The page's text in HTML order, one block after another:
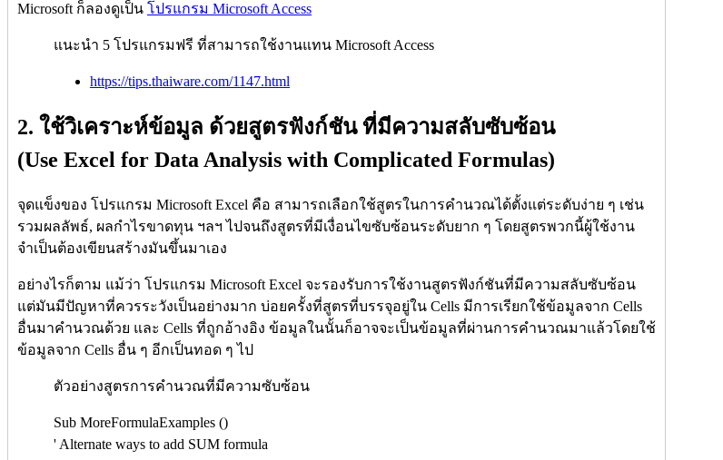
Microsoft ก็ลองดูเป็น โปรแกรม Microsoft Access
แนะนำ 5 โปรแกรมฟรี ที่สามารถใช้งานแทน Microsoft Access
https://tips.thaiware.com/1147.html
2. ใช้วิเคราะห์ข้อมูล ด้วยสูตรฟังก์ชัน ที่มีความสลับซับซ้อน
(Use Excel for Data Analysis with Complicated Formulas)
จุดแข็งของ โปรแกรม Microsoft Excel คือ สามารถเลือกใช้สูตรในการคำนวณได้ตั้งแต่ระดับง่าย ๆ เช่น
รวมผลลัพธ์, ผลกำไรขาดทุน ฯลฯ ไปจนถึงสูตรที่มีเงื่อนไขซับซ้อนระดับยาก ๆ โดยสูตรพวกนี้ผู้ใช้งาน
จำเป็นต้องเขียนสร้างมันขึ้นมาเอง
อย่างไรก็ตาม แม้ว่า โปรแกรม Microsoft Excel จะรองรับการใช้งานสูตรฟังก์ชันที่มีความสลับซับซ้อน
แต่มันมีปัญหาที่ควรระวังเป็นอย่างมาก บ่อยครั้งที่สูตรที่บรรจุอยู่ใน Cells มีการเรียกใช้ข้อมูลจาก Cells
อื่นมาคำนวณด้วย และ Cells ที่ถูกอ้างอิง ข้อมูลในนั้นก็อาจจะเป็นข้อมูลที่ผ่านการคำนวณมาแล้วโดยใช้
ข้อมูลจาก Cells อื่น ๆ อีกเป็นทอด ๆ ไป
ตัวอย่างสูตรการคำนวณที่มีความซับซ้อน
Sub MoreFormulaExamples ()
' Alternate ways to add SUM formula